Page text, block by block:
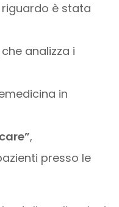
è stata
analizza i
in
,
presso le